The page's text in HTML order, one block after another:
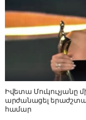
Իվետա Մուկուչյանը
արժանացել
համար